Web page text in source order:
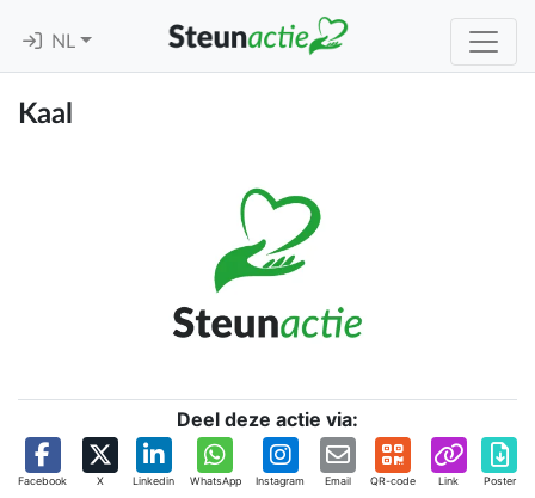
NL
Kaal
Deel deze actie via:
Facebook X Linkedin WhatsApp Instagram Email QR-code Link Poster